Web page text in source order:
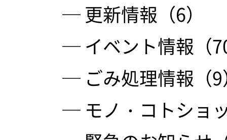
─ 更新情報（6）
─ イベント情報（
─ ごみ処理情報（
─ モノ・コトショ